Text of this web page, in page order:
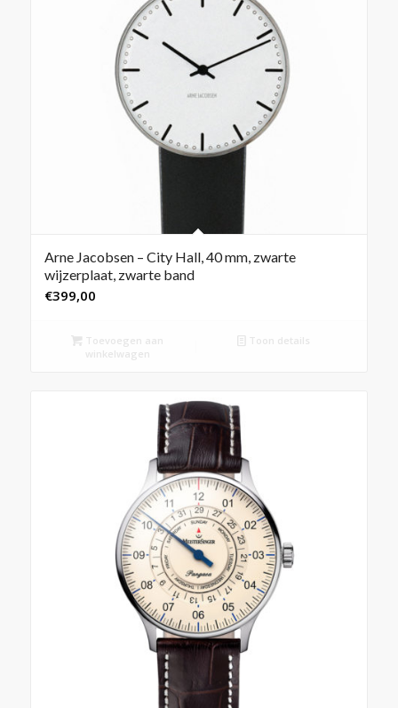
Arne Jacobsen – City Hall, 40 mm, zwarte
wijzerplaat, zwarte band
€399,00
Toevoegen aan
winkelwagen
Toon details